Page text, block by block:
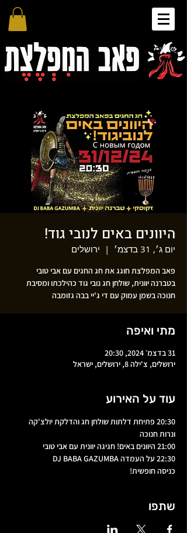
היוונים באים לנובי גוד!
יום ג׳, 31 בדצמ׳
  |
ירושלים
פאב המפלצת חוגג את חג החגים עם אבי טובי
בטברנה יוונית, שולחן חג נובי גוד כהילכתו ומסיבת
חנוכה בשמן עמוק עם די ג'יי בבה גזומבה
מתי ואיפה
31 בדצמ׳ 2024, 20:30
ירושלים, צ'ילה 8, ירושלים, ישראל
עוד על האירוע
20:30 פתיחת דלתות שולחן חג והדלקת יולצ'קה
ונרות חנוכה
21:00 היוונים באים! חגיגה יוונית עם אבי טובי
22:30 על העמדה DJ BABA GAZUMBA
כניסה חופשית!
שתפו